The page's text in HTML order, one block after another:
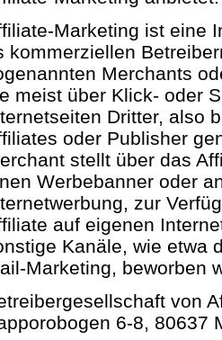
Marketing ist eine
kommerziellen
Merchants
meist über Klick- oder
Dritter, also
oder Publisher
stellt über das
Werbebanner oder
zur
auf eigenen
Kanäle, wie etwa
Marketing, beworben
von
6-8, 80637